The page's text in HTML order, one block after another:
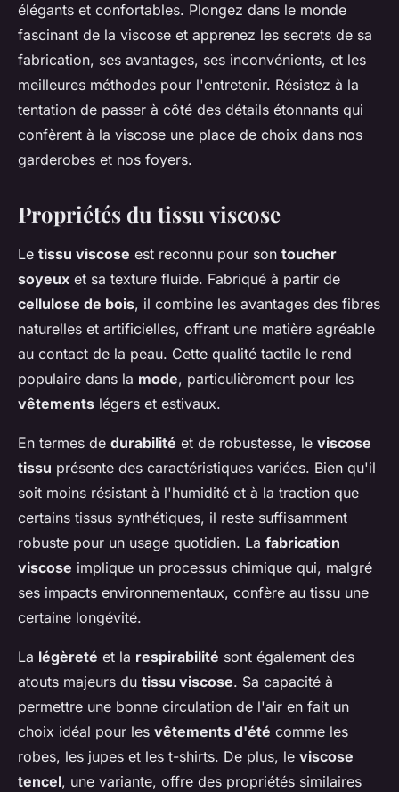
élégants et confortables. Plongez dans le monde
fascinant de la viscose et apprenez les secrets de sa
fabrication, ses avantages, ses inconvénients, et les
meilleures méthodes pour l'entretenir. Résistez à la
tentation de passer à côté des détails étonnants qui
confèrent à la viscose une place de choix dans nos
garderobes et nos foyers.
Propriétés du tissu viscose
Le tissu viscose est reconnu pour son toucher
soyeux et sa texture fluide. Fabriqué à partir de
cellulose de bois, il combine les avantages des fibres
naturelles et artificielles, offrant une matière agréable
au contact de la peau. Cette qualité tactile le rend
populaire dans la mode, particulièrement pour les
vêtements légers et estivaux.
En termes de durabilité et de robustesse, le viscose
tissu présente des caractéristiques variées. Bien qu'il
soit moins résistant à l'humidité et à la traction que
certains tissus synthétiques, il reste suffisamment
robuste pour un usage quotidien. La fabrication
viscose implique un processus chimique qui, malgré
ses impacts environnementaux, confère au tissu une
certaine longévité.
La légèreté et la respirabilité sont également des
atouts majeurs du tissu viscose. Sa capacité à
permettre une bonne circulation de l'air en fait un
choix idéal pour les vêtements d'été comme les
robes, les jupes et les t-shirts. De plus, le viscose
tencel, une variante, offre des propriétés similaires